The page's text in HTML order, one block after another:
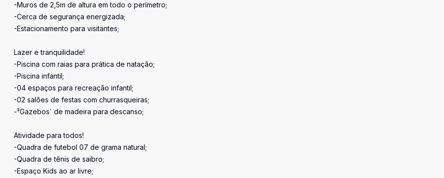
-Muros de 2,5m de altura em todo o perímetro;
-Cerca de segurança energizada;
-Estacionamento para visitantes;
Lazer e tranquilidade!
-Piscina com raias para prática de natação;
-Piscina infantil;
-04 espaços para recreação infantil;
-02 salões de festas com churrasqueiras;
-³Gazebos´ de madeira para descanso;
Atividade para todos!
-Quadra de futebol 07 de grama natural;
-Quadra de tênis de saibro;
-Espaço Kids ao ar livre;